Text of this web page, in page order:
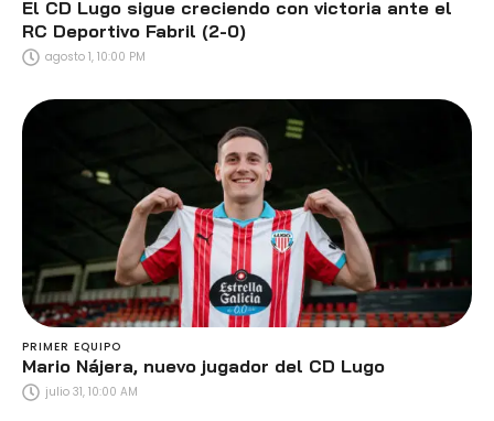
El CD Lugo sigue creciendo con victoria ante el
RC Deportivo Fabril (2-0)
agosto 1, 10:00 PM
PRIMER EQUIPO
Mario Nájera, nuevo jugador del CD Lugo
julio 31, 10:00 AM